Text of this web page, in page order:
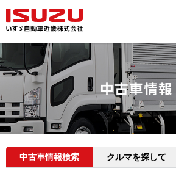
中古車情報検索 クルマを探して